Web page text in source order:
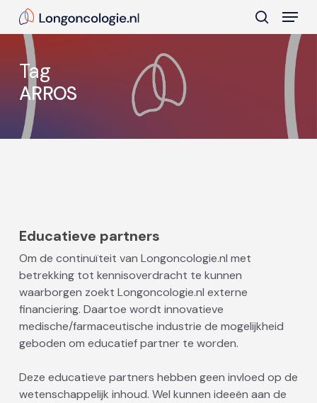
content
search
Menu
Tag
ARROS
Educatieve partners
Om de continuïteit van Longoncologie.nl met
betrekking tot kennisoverdracht te kunnen
waarborgen zoekt Longoncologie.nl externe
financiering. Daartoe wordt innovatieve
medische/farmaceutische industrie de mogelijkheid
geboden om educatief partner te worden.
Deze educatieve partners hebben geen invloed op de
wetenschappelijk inhoud. Wel kunnen ideeën aan de
Close
Menu